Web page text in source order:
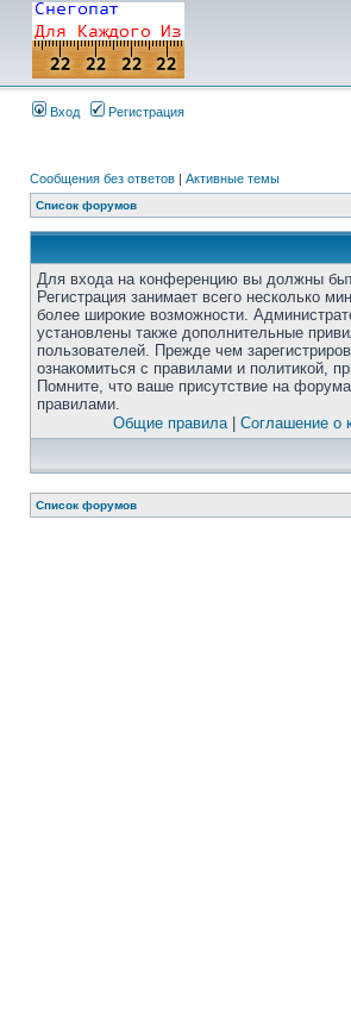
Вход Регистрация
Сообщения без ответов | Активные темы
Список форумов
Для входа на конференцию вы должны
Регистрация занимает всего несколько
более широкие возможности.
установлены также дополнительные
пользователей. Прежде чем
ознакомиться с правилами и политикой,
Помните, что ваше присутствие на
правилами.
Общие правила| Соглашение о
Список форумов